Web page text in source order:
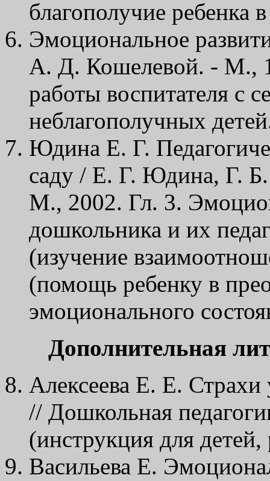
благополучие ребенка
Эмоциональное
А. Д. Кошелевой. - М.,
работы воспитателя с
неблагополучных
Юдина Е. Г.
саду / Е. Г. Юдина, Г.
М., 2002. Гл. 3.
дошкольника и их
(изучение
(помощь ребенку в
эмоционального
Дополнительная
Алексеева Е. Е. Страхи
// Дошкольная
(инструкция для детей,
Васильева Е.